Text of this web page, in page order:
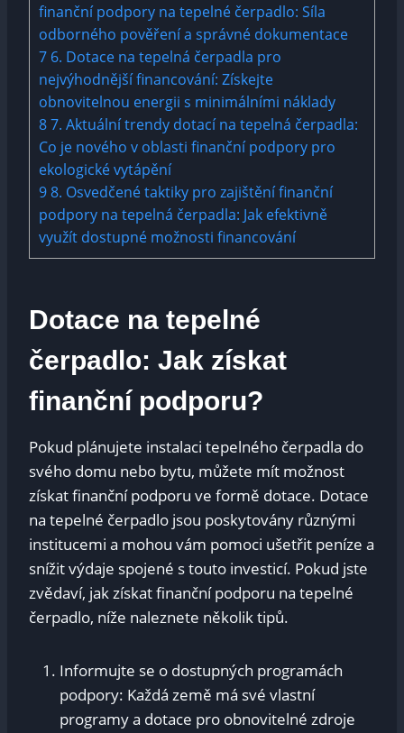
finanční podpory na tepelné čerpadlo: Síla
odborného pověření a správné dokumentace
7 6. Dotace na tepelná čerpadla pro
nejvýhodnější financování: Získejte
obnovitelnou energii s minimálními náklady
87. Aktuální trendy dotací na tepelná čerpadla:
Co je nového v oblasti finanční podpory pro
ekologické vytápění
98. Osvedčené taktiky pro zajištění finanční
podpory na tepelná čerpadla: Jak efektivně
využít dostupné možnosti financování
Dotace na tepelné
čerpadlo: Jak získat
finanční podporu?
Pokud plánujete instalaci tepelného čerpadla do
svého domu nebo bytu, můžete mít možnost
získat finanční podporu ve formě dotace. Dotace
na tepelné čerpadlo jsou poskytovány různými
institucemi a mohou vám pomoci ušetřit peníze a
snížit výdaje spojené s touto investicí. Pokud jste
zvědaví, jak získat finanční podporu na tepelné
čerpadlo, níže naleznete několik tipů.
Informujte se o dostupných programách
podpory: Každá země má své vlastní
programy a dotace pro obnovitelné zdroje